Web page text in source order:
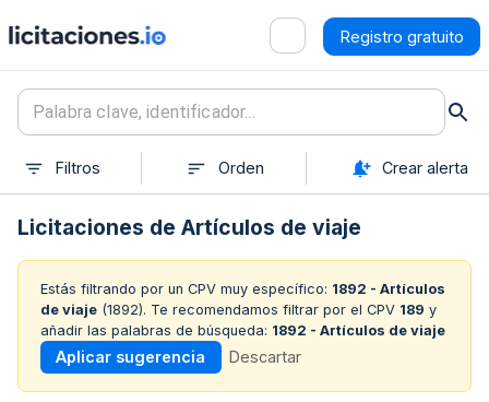
Registro gratuito
Filtros Orden Crear alerta
Licitaciones de Artículos de viaje
Estás filtrando por un CPV muy específico: 1892 - Artículos
de viaje (1892). Te recomendamos filtrar por el CPV 189 y
añadir las palabras de búsqueda: 1892 - Artículos de viaje
Aplicar sugerencia Descartar